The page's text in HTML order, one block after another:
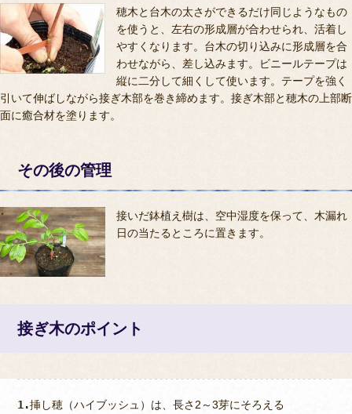
穂木と台木の太さができるだけ同じようなもの
を使うと、左右の形成層が合わせられ、活着し
やすくなります。台木の切り込みに形成層を合
わせながら、差し込みます。ビニールテープは
縦に二分して細くして使います。テープを強く
引いて伸ばしながら接ぎ木部を巻き締めます。接ぎ木部と穂木の上部断
面に癒合材を塗ります。
その後の管理
接いだ鉢植え樹は、空中湿度を保って、木漏れ
日の当たるところに置きます。
接ぎ木のポイント
1.挿し穂（ハイブッシュ）は、長さ2～3芽にそろえる